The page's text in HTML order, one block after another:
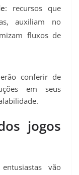
: recursos que
auxiliam no
fluxos de
conferir de
em seus
jogos
vão